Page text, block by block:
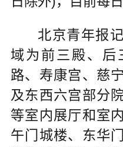
北京青年报
域为前三殿、后
路、寿康宫、慈
及东西六宫部分
等室内展厅和室
午门城楼、东华